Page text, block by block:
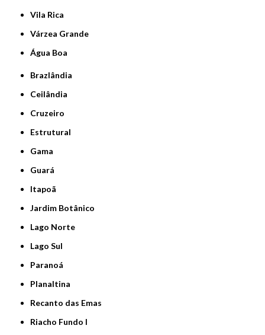
Vila Rica
Várzea Grande
Água Boa
Brazlândia
Ceilândia
Cruzeiro
Estrutural
Gama
Guará
Itapoã
Jardim Botânico
Lago Norte
Lago Sul
Paranoá
Planaltina
Recanto das Emas
Riacho Fundo I